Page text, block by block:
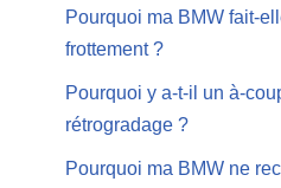
Pourquoi ma BMW fait-
frottement ?
Pourquoi y a-t-il un à-
rétrogradage ?
Pourquoi ma BMW ne